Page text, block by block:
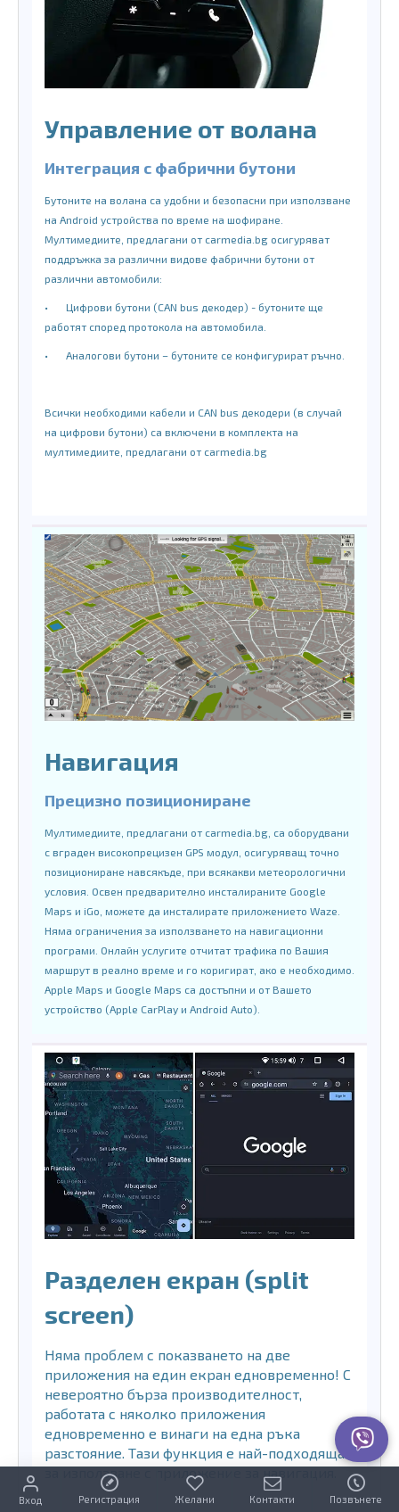
Управление от волана
Интеграция с фабрични бутони
Бутоните на волана са удобни и безопасни при използване
на Android устройства по време на шофиране.
Мултимедиите, предлагани от carmedia.bg осигуряват
поддръжка за различни видове фабрични бутони от
различни автомобили:
•
Цифрови бутони (CAN bus декодер) - бутоните ще
работят според протокола на автомобила.
• Аналогови бутони – бутоните се конфигурират ръчно.
Всички необходими кабели и CAN bus декодери (в случай
на цифрови бутони) са включени в комплекта на
мултимедиите, предлагани от carmedia.bg
Навигация
Прецизно позициониране
Мултимедиите, предлагани от carmedia.bg, са оборудвани
с вграден високопрецизен GPS модул, осигуряващ точно
позициониране навсякъде, при всякакви метеорологични
условия. Освен предварително инсталираните Google
Maps и iGo, можете да инсталирате приложението Waze.
Няма ограничения за използването на навигационни
програми. Онлайн услугите отчитат трафика по Вашия
маршрут в реално време и го коригират, ако е необходимо.
Apple Maps и Google Maps са достъпни и от Вашето
устройство (Apple CarPlay и Android Auto).
Разделен екран (split
screen)
Няма проблем с показването на две
приложения на един екран едновременно! С
невероятно бърза производителност,
работата с няколко приложения
едновременно е винаги на една ръка
разстояние. Тази функция е най-подходяща
за използване с приложение за навигация.
Вход Регистрация Желани Контакти Позвънете